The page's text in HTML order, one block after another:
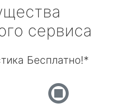
сервиса
Бесплатно!*